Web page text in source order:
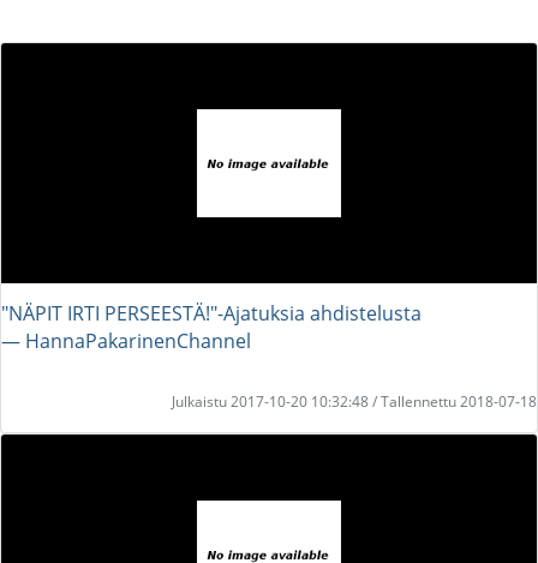
"NÄPIT IRTI PERSEESTÄ!"-Ajatuksia ahdistelusta
― HannaPakarinenChannel
Julkaistu 2017-10-20 10:32:48 / Tallennettu 2018-07-18